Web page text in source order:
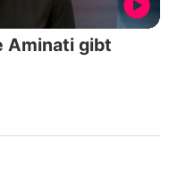
Aminati gibt